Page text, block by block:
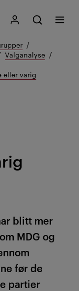
Mitt Kristiania
Åpne søk
Søk
Meny
Valganalyse
eller varig
blitt mer
MDG og
før de
partier